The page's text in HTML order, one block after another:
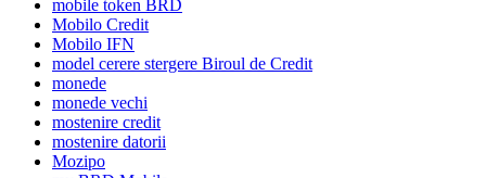
mobile token BRD
Mobilo Credit
Mobilo IFN
model cerere stergere Biroul de Credit
monede
monede vechi
mostenire credit
mostenire datorii
Mozipo